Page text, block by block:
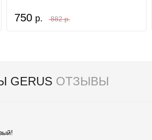
750 р. 882 р.
ОТЗЫВЫ